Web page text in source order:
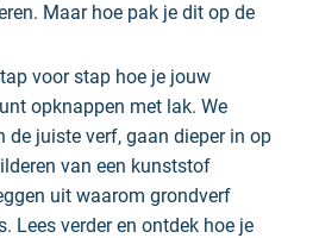
Maar hoe pak je dit op de
voor stap hoe je jouw
opknappen met lak. We
de juiste verf, gaan dieper in op
van een kunststof
uit waarom grondverf
Lees verder en ontdek hoe je